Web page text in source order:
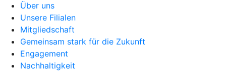
Über uns
Unsere Filialen
Mitgliedschaft
Gemeinsam stark für die Zukunft
Engagement
Nachhaltigkeit